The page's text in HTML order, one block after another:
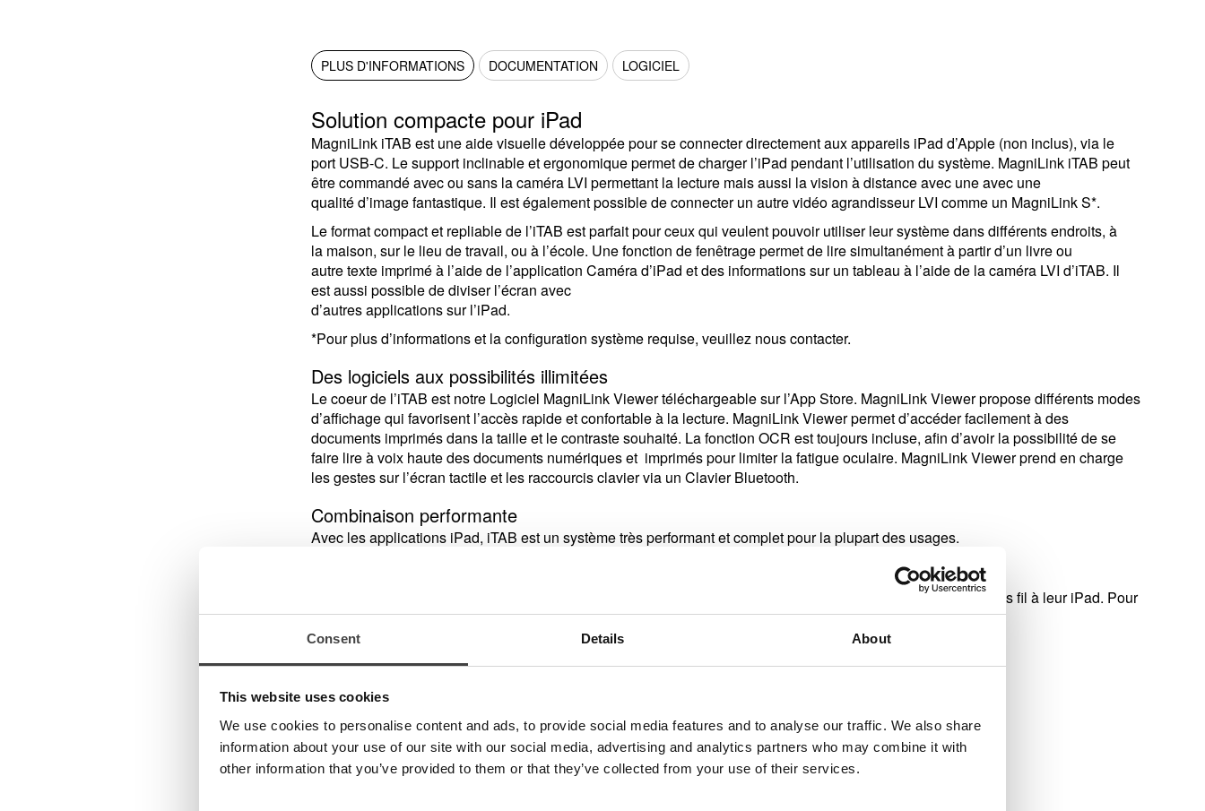
Consent Details About
This website uses cookies
We use cookies to personalise content and ads, to provide social media features and to analyse our traffic. We also share
information about your use of our site with our social media, advertising and analytics partners who may combine it with
other information that you’ve provided to them or that they’ve collected from your use of their services.
PLUS D'INFORMATIONS DOCUMENTATION LOGICIEL
Solution compacte pour iPad
MagniLink iTAB est une aide visuelle développée pour se connecter directement aux appareils iPad d’Apple (non inclus), via le
port USB-C. Le support inclinable et ergonomique permet de charger l’iPad pendant l’utilisation du système. MagniLink iTAB peut
être commandé avec ou sans la caméra LVI permettant la lecture mais aussi la vision à distance avec une avec une
qualité d’image fantastique. Il est également possible de connecter un autre vidéo agrandisseur LVI comme un MagniLink S*.
Le format compact et repliable de l’iTAB est parfait pour ceux qui veulent pouvoir utiliser leur système dans différents endroits, à
la maison, sur le lieu de travail, ou à l’école. Une fonction de fenêtrage permet de lire simultanément à partir d’un livre ou
autre texte imprimé à l’aide de l’application Caméra d’iPad et des informations sur un tableau à l’aide de la caméra LVI d’iTAB. Il
est aussi possible de diviser l’écran avec
d’autres applications sur l’iPad.
*Pour plus d’informations et la configuration système requise, veuillez nous contacter.
Des logiciels aux possibilités illimitées
Le coeur de l’iTAB est notre Logiciel MagniLink Viewer téléchargeable sur l’App Store. MagniLink Viewer propose différents modes
d’affichage qui favorisent l’accès rapide et confortable à la lecture. MagniLink Viewer permet d’accéder facilement à des
documents imprimés dans la taille et le contraste souhaité. La fonction OCR est toujours incluse, afin d’avoir la possibilité de se
faire lire à voix haute des documents numériques et imprimés pour limiter la fatigue oculaire. MagniLink Viewer prend en charge
les gestes sur l’écran tactile et les raccourcis clavier via un Clavier Bluetooth.
Combinaison performante
Avec les applications iPad, iTAB est un système très performant et complet pour la plupart des usages.
MagniWifi et MagniLink WifiCam sont deux solutions pour ceux qui ont besoin ou souhaitent se connecter sans fil à leur iPad. Pour
en savoir plus, rendez-vous surMagniLink WifiCam.
Vue d’ensemble
N° d’article*
modèle iPad**
ML-iTAB-SC-13PRO
Oui Oui
iPad Pro 13”
ML-iTAB-S-13PRO
Oui Non
iPad Pro 13"
ML-iTAB-SC-12.9
iPad Pro 12,9”**